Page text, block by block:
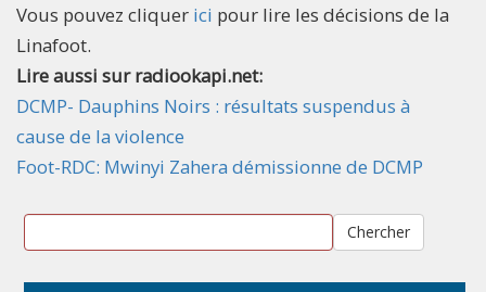
Vous pouvez cliquer ici pour lire les décisions de la
Linafoot.
Lire aussi sur radiookapi.net:
DCMP- Dauphins Noirs : résultats suspendus à
cause de la violence
Foot-RDC: Mwinyi Zahera démissionne de DCMP
Chercher